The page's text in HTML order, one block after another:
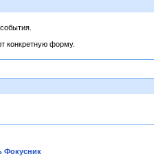
конкретную форму.
Фокусник